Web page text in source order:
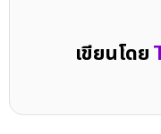
เขียนโดย